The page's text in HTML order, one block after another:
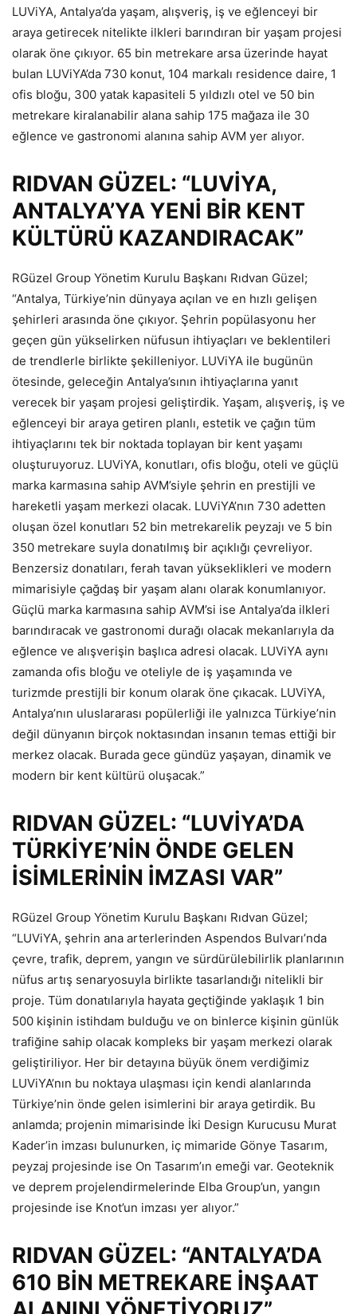
LUViYA, Antalya’da yaşam, alışveriş, iş ve eğlenceyi bir
araya getirecek nitelikte ilkleri barındıran bir yaşam projesi
olarak öne çıkıyor. 65 bin metrekare arsa üzerinde hayat
bulan LUViYA’da 730 konut, 104 markalı residence daire, 1
ofis bloğu, 300 yatak kapasiteli 5 yıldızlı otel ve 50 bin
metrekare kiralanabilir alana sahip 175 mağaza ile 30
eğlence ve gastronomi alanına sahip AVM yer alıyor.
RIDVAN GÜZEL: “LUVİYA,
ANTALYA’YA YENİ BİR KENT
KÜLTÜRÜ KAZANDIRACAK”
RGüzel Group Yönetim Kurulu Başkanı Rıdvan Güzel;
“Antalya, Türkiye’nin dünyaya açılan ve en hızlı gelişen
şehirleri arasında öne çıkıyor. Şehrin popülasyonu her
geçen gün yükselirken nüfusun ihtiyaçları ve beklentileri
de trendlerle birlikte şekilleniyor. LUViYA ile bugünün
ötesinde, geleceğin Antalya’sının ihtiyaçlarına yanıt
verecek bir yaşam projesi geliştirdik. Yaşam, alışveriş, iş ve
eğlenceyi bir araya getiren planlı, estetik ve çağın tüm
ihtiyaçlarını tek bir noktada toplayan bir kent yaşamı
oluşturuyoruz. LUViYA, konutları, ofis bloğu, oteli ve güçlü
marka karmasına sahip AVM’siyle şehrin en prestijli ve
hareketli yaşam merkezi olacak. LUViYA’nın 730 adetten
oluşan özel konutları 52 bin metrekarelik peyzajı ve 5 bin
350 metrekare suyla donatılmış bir açıklığı çevreliyor.
Benzersiz donatıları, ferah tavan yükseklikleri ve modern
mimarisiyle çağdaş bir yaşam alanı olarak konumlanıyor.
Güçlü marka karmasına sahip AVM’si ise Antalya’da ilkleri
barındıracak ve gastronomi durağı olacak mekanlarıyla da
eğlence ve alışverişin başlıca adresi olacak. LUViYA aynı
zamanda ofis bloğu ve oteliyle de iş yaşamında ve
turizmde prestijli bir konum olarak öne çıkacak. LUViYA,
Antalya’nın uluslararası popülerliği ile yalnızca Türkiye’nin
değil dünyanın birçok noktasından insanın temas ettiği bir
merkez olacak. Burada gece gündüz yaşayan, dinamik ve
modern bir kent kültürü oluşacak.”
RIDVAN GÜZEL: “LUVİYA’DA
TÜRKİYE’NİN ÖNDE GELEN
İSİMLERİNİN İMZASI VAR”
RGüzel Group Yönetim Kurulu Başkanı Rıdvan Güzel;
“LUViYA, şehrin ana arterlerinden Aspendos Bulvarı’nda
çevre, trafik, deprem, yangın ve sürdürülebilirlik planlarının
nüfus artış senaryosuyla birlikte tasarlandığı nitelikli bir
proje. Tüm donatılarıyla hayata geçtiğinde yaklaşık 1 bin
500 kişinin istihdam bulduğu ve on binlerce kişinin günlük
trafiğine sahip olacak kompleks bir yaşam merkezi olarak
geliştiriliyor. Her bir detayına büyük önem verdiğimiz
LUViYA’nın bu noktaya ulaşması için kendi alanlarında
Türkiye’nin önde gelen isimlerini bir araya getirdik. Bu
anlamda; projenin mimarisinde İki Design Kurucusu Murat
Kader’in imzası bulunurken, iç mimaride Gönye Tasarım,
peyzaj projesinde ise On Tasarım’ın emeği var. Geoteknik
ve deprem projelendirmelerinde Elba Group’un, yangın
projesinde ise Knot’un imzası yer alıyor.”
RIDVAN GÜZEL: “ANTALYA’DA
610 BİN METREKARE İNŞAAT